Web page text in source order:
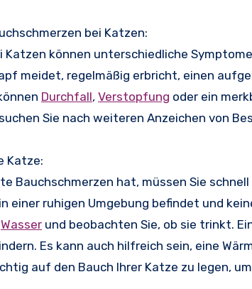
bei Katzen:
Katzen können unterschiedliche
meidet, regelmäßig erbricht, einen
Durchfall, Verstopfung oder ein
Sie nach weiteren Anzeichen von
Katze:
Bauchschmerzen hat, müssen Sie
einer ruhigen Umgebung befindet und
Wasser und beobachten Sie, ob sie trinkt.
Es kann auch hilfreich sein, eine
auf den Bauch Ihrer Katze zu legen,